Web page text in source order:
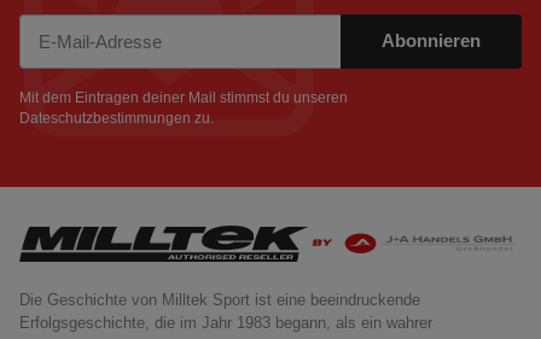
Abonnieren
Mit dem Eintragen deiner Mail stimmst du unseren
Dateschutzbestimmungen zu.
Die Geschichte von Milltek Sport ist eine beeindruckende
Erfolgsgeschichte, die im Jahr 1983 begann, als ein wahrer